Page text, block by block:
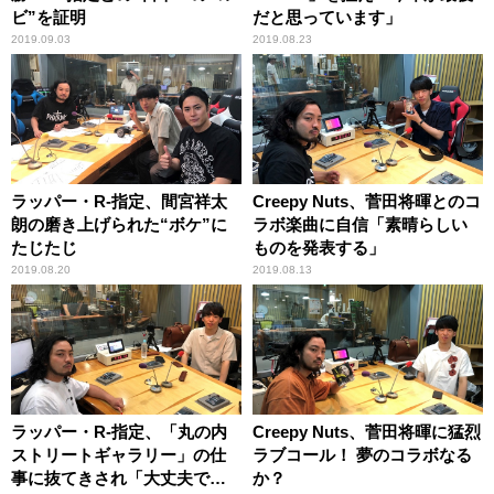
ビ”を証明
2019.09.03
だと思っています」
2019.08.23
ラッパー・R-指定、間宮祥太
朗の磨き上げられた“ボケ”に
たじたじ
2019.08.20
Creepy Nuts、菅田将暉とのコ
ラボ楽曲に自信「素晴らしい
ものを発表する」
2019.08.13
ラッパー・R-指定、「丸の内
ストリートギャラリー」の仕
事に抜てきされ「大丈夫です
Creepy Nuts、菅田将暉に猛烈
ラブコール！ 夢のコラボなる
か？